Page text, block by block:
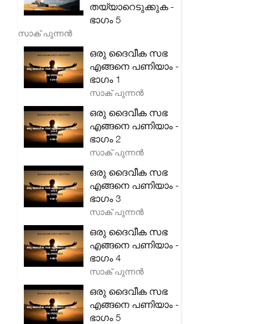
തയ്യാറെടുക്കുക -
ഭാഗം 5
സാക് പുന്നൻ
ഒരു ദൈവീക സഭ
എങ്ങനെ പണിയാം -
ഭാഗം 1
സാക് പുന്നൻ
ഒരു ദൈവീക സഭ
എങ്ങനെ പണിയാം -
ഭാഗം 2
സാക് പുന്നൻ
ഒരു ദൈവീക സഭ
എങ്ങനെ പണിയാം -
ഭാഗം 3
സാക് പുന്നൻ
ഒരു ദൈവീക സഭ
എങ്ങനെ പണിയാം -
ഭാഗം 4
സാക് പുന്നൻ
ഒരു ദൈവീക സഭ
എങ്ങനെ പണിയാം -
ഭാഗം 5